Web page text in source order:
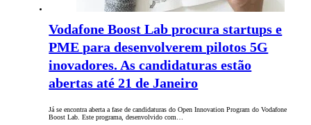
Vodafone Boost Lab procura startups e
PME para desenvolverem pilotos 5G
inovadores. As candidaturas estão
abertas até 21 de Janeiro
Já se encontra aberta a fase de candidaturas do Open Innovation Program do Vodafone
Boost Lab. Este programa, desenvolvido com…